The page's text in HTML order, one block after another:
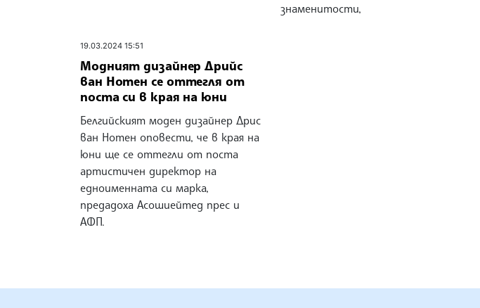
знаменитости,
19.03.2024 15:51
Модният дизайнер Дрийс
ван Нотен се оттегля от
поста си в края на юни
Белгийският моден дизайнер Дрис
ван Нотен оповести, че в края на
юни ще се оттегли от поста
артистичен директор на
едноименната си марка,
предадоха Асошиейтед прес и
АФП.